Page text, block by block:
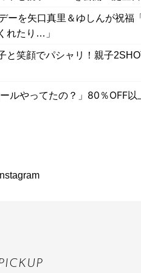
ーを矢口真里＆ゆしんが祝福
れたり…」
と笑顔でパシャリ！親子
ルやってたの？」80％OFF